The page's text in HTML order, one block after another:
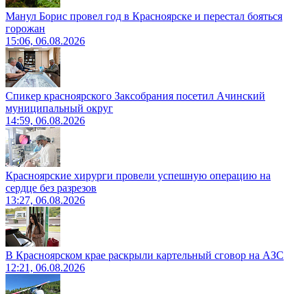
Манул Борис провел год в Красноярске и перестал бояться
горожан
15:06, 06.08.2026
Спикер красноярского Заксобрания посетил Ачинский
муниципальный округ
14:59, 06.08.2026
Красноярские хирурги провели успешную операцию на
сердце без разрезов
13:27, 06.08.2026
В Красноярском крае раскрыли картельный сговор на АЗС
12:21, 06.08.2026